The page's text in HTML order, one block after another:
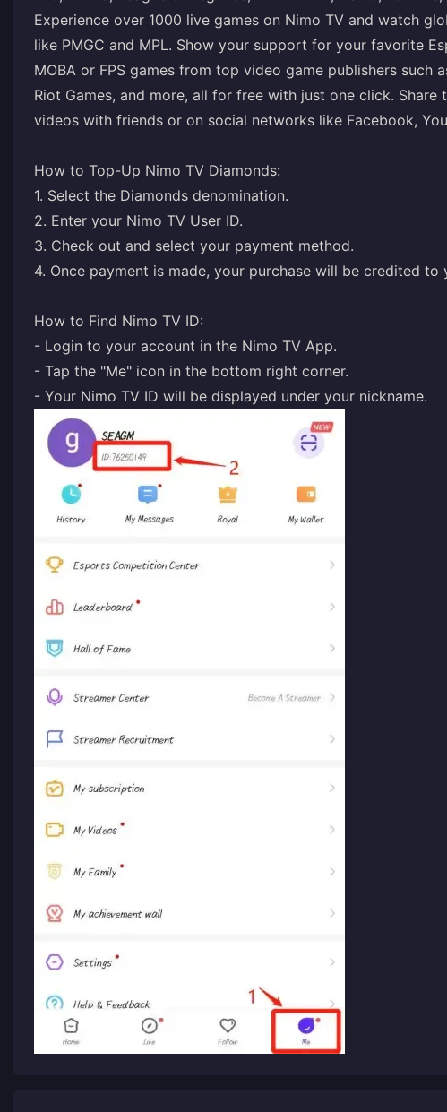
Experience over 1000 live games on Nimo TV and watch
like PMGC and MPL. Show your support for your favorite
MOBA or FPS games from top video game publishers such
Riot Games, and more, all for free with just one click.
videos with friends or on social networks like Facebook,
How to Top-Up Nimo TV Diamonds:
1. Select the Diamonds denomination.
2. Enter your Nimo TV User ID.
3. Check out and select your payment method.
4. Once payment is made, your purchase will be credited to
How to Find Nimo TV ID:
- Login to your account in the Nimo TV App.
- Tap the "Me" icon in the bottom right corner.
- Your Nimo TV ID will be displayed under your nickname.